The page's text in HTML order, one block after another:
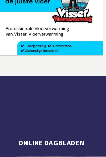
ONLINE DAGBLADEN